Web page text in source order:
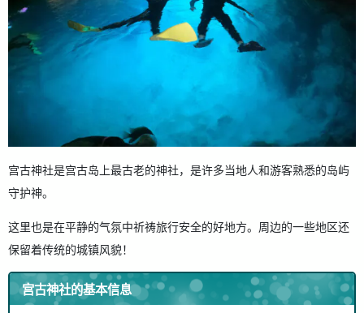
宫古神社是宫古岛上最古老的神社，是许多当地人和游客熟悉的岛屿
守护神。
这里也是在平静的气氛中祈祷旅行安全的好地方。周边的一些地区还
保留着传统的城镇风貌！
宫古神社的基本信息